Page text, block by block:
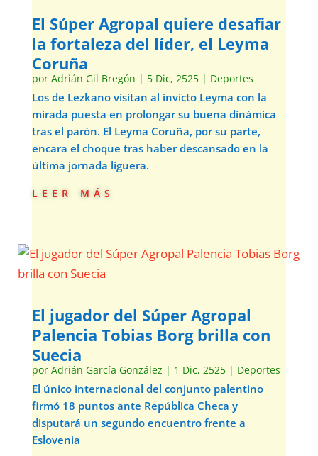
El Súper Agropal quiere desafiar
la fortaleza del líder, el Leyma
Coruña
por Adrián Gil Bregón | 5 Dic, 2525| Deportes
Los de Lezkano visitan al invicto Leyma con la
mirada puesta en prolongar su buena dinámica
tras el parón. El Leyma Coruña, por su parte,
encara el choque tras haber descansado en la
última jornada liguera.
leer más
El jugador del Súper Agropal
Palencia Tobias Borg brilla con
Suecia
por Adrián García González | 1 Dic, 2525| Deportes
El único internacional del conjunto palentino
firmó 18 puntos ante República Checa y
disputará un segundo encuentro frente a
Eslovenia